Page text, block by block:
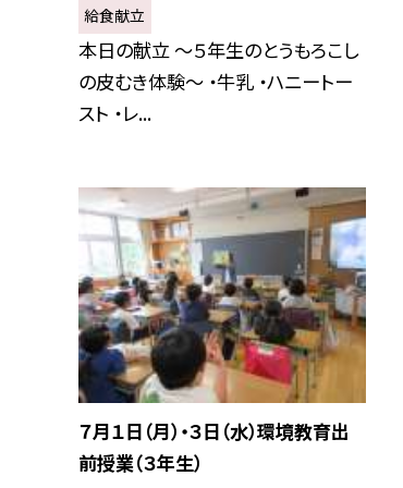
給食献立
本日の献立 〜５年生のとうもろこし
の皮むき体験〜 ・牛乳 ・ハニートー
スト ・レ...
７月１日（月）・３日（水）環境教育出
前授業（３年生）